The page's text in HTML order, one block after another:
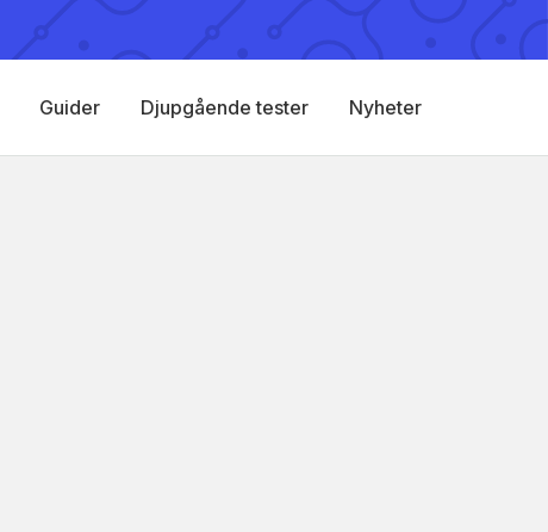
Guider Djupgående tester Nyheter